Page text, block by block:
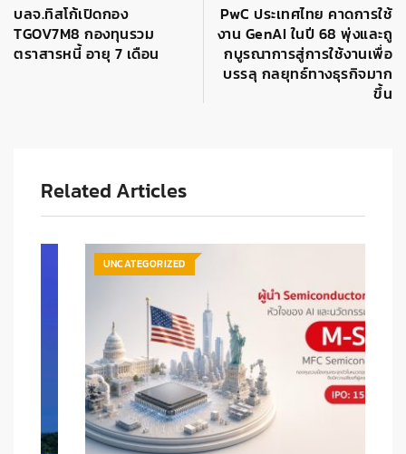
บลจ.ทิสโก้เปิดกอง
TGOV7M8 กองทุนรวม
ตราสารหนี้ อายุ 7 เดือน
PwC ประเทศไทย คาดการใช้
งาน GenAI ในปี 68 พุ่งและถู
กบูรณาการสู่การใช้งานเพื่อ
บรรลุ กลยุทธ์ทางธุรกิจมาก
ขึ้น
Related Articles
UNCATEGORIZED